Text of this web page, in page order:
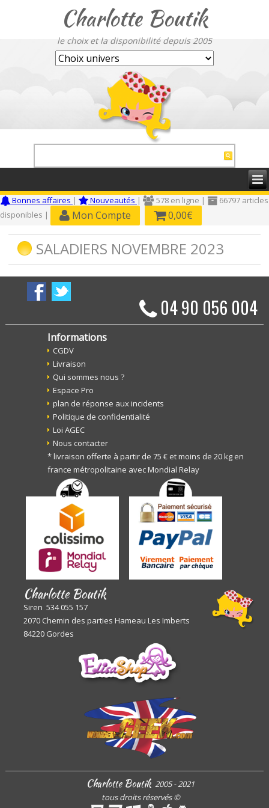
Charlotte Boutik
le choix et la disponibilité depuis 2005
Bonnes affaires | Nouveautés | 578 en ligne |
66797 articles
disponibles |
Mon Compte 0,00€
SALADIERS NOVEMBRE 2023
04 90 056 004
Informations
CGDV
Livraison
Qui sommes nous ?
Espace Pro
plan de réponse aux incidents
Politique de confidentialité
Loi AGEC
Nous contacter
* livraison offerte à partir de 75 € et moins de 20 kg en
france métropolitaine avec Mondial Relay
Charlotte Boutik
Siren 534 055 157
2070 Chemin des parties Hameau Les Imberts
84220 Gordes
Charlotte Boutik 2005 - 2021
tous droits réservés©